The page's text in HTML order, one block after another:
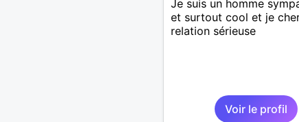
Je suis un homme
et surtout cool et je
relation sérieuse
Voir le profil